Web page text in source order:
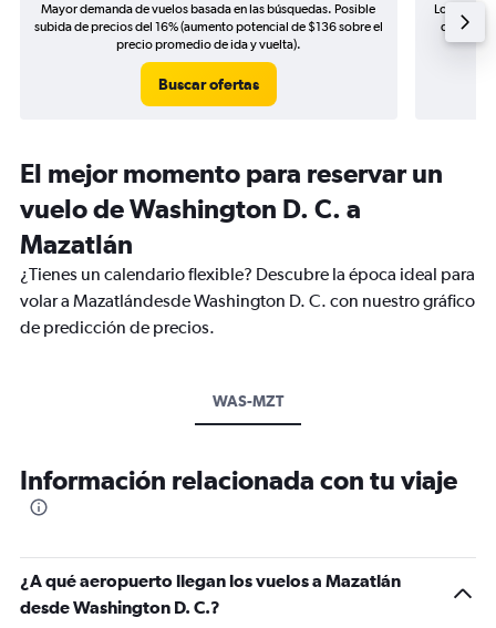
Mayor demanda de vuelos basada en las búsquedas. Posible
subida de precios del 16% (aumento potencial de $136 sobre el
precio promedio de ida y vuelta).
Buscar ofertas
Los
de
El mejor momento para reservar un
vuelo de Washington D. C. a
Mazatlán
¿Tienes un calendario flexible? Descubre la época ideal para
volar a Mazatlándesde Washington D. C. con nuestro gráfico
de predicción de precios.
WAS-MZT
Información relacionada con tu viaje
¿A qué aeropuerto llegan los vuelos a Mazatlán
desde Washington D. C.?